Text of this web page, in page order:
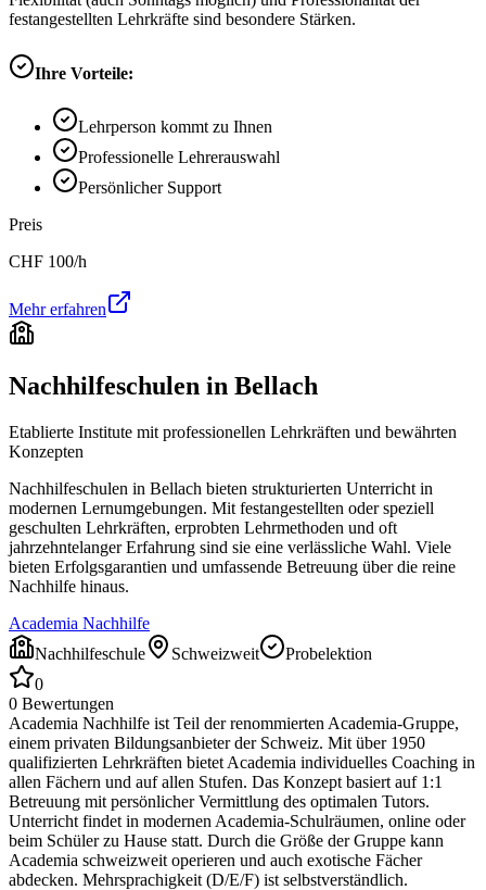
festangestellten Lehrkräfte sind besondere Stärken.
Ihre Vorteile:
Lehrperson kommt zu Ihnen
Professionelle Lehrerauswahl
Persönlicher Support
Preis
CHF 100/h
Mehr erfahren
Nachhilfeschulen in Bellach
Etablierte Institute mit professionellen Lehrkräften und bewährten
Konzepten
Nachhilfeschulen in Bellach bieten strukturierten Unterricht in
modernen Lernumgebungen. Mit festangestellten oder speziell
geschulten Lehrkräften, erprobten Lehrmethoden und oft
jahrzehntelanger Erfahrung sind sie eine verlässliche Wahl. Viele
bieten Erfolgsgarantien und umfassende Betreuung über die reine
Nachhilfe hinaus.
Academia Nachhilfe
Nachhilfeschule
Schweizweit
Probelektion
0
0 Bewertungen
Academia Nachhilfe ist Teil der renommierten Academia-Gruppe,
einem privaten Bildungsanbieter der Schweiz. Mit über 1950
qualifizierten Lehrkräften bietet Academia individuelles Coaching in
allen Fächern und auf allen Stufen. Das Konzept basiert auf 1:1
Betreuung mit persönlicher Vermittlung des optimalen Tutors.
Unterricht findet in modernen Academia-Schulräumen, online oder
beim Schüler zu Hause statt. Durch die Größe der Gruppe kann
Academia schweizweit operieren und auch exotische Fächer
abdecken. Mehrsprachigkeit (D/E/F) ist selbstverständlich.